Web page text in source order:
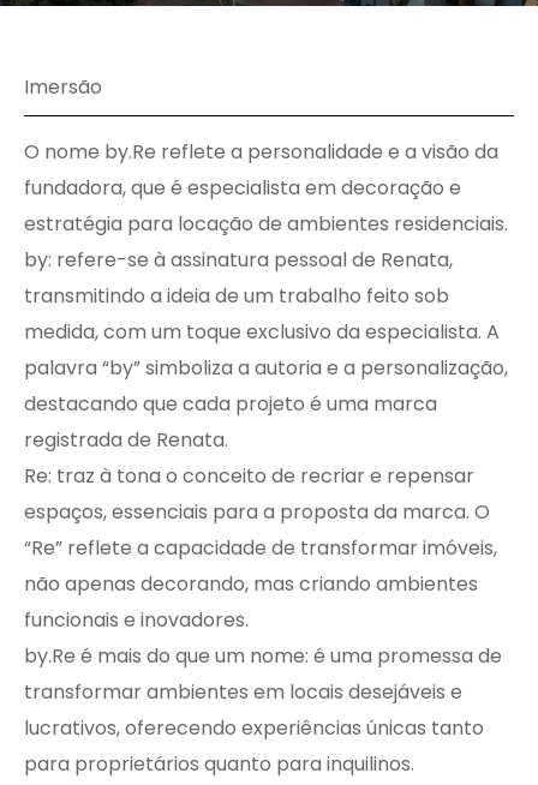
Imersão
O nome by.Re reflete a personalidade e a visão da
fundadora, que é especialista em decoração e
estratégia para locação de ambientes residenciais.
by: refere-se à assinatura pessoal de Renata,
transmitindo a ideia de um trabalho feito sob
medida, com um toque exclusivo da especialista. A
palavra “by” simboliza a autoria e a personalização,
destacando que cada projeto é uma marca
registrada de Renata.
Re: traz à tona o conceito de recriar e repensar
espaços, essenciais para a proposta da marca. O
“Re” reflete a capacidade de transformar imóveis,
não apenas decorando, mas criando ambientes
funcionais e inovadores.
by.Re é mais do que um nome: é uma promessa de
transformar ambientes em locais desejáveis ​​e
lucrativos, oferecendo experiências únicas tanto
para proprietários quanto para inquilinos.